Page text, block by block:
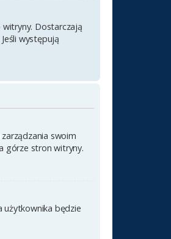
Dostarczają
występują
swoim
górze stron witryny.
użytkownika będzie